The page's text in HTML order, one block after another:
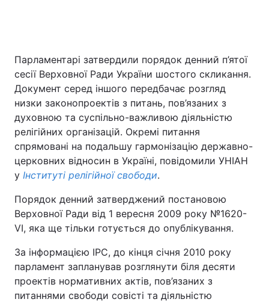
Парламентарі затвердили порядок денний п’ятої
сесії Верховної Ради України шостого скликання.
Документ серед іншого передбачає розгляд
низки законопроектів з питань, пов’язаних з
духовною та суспільно-важливою діяльністю
релігійних організацій. Окремі питання
спрямовані на подальшу гармонізацію державно-
церковних відносин в Україні, повідомили УНІАН
у Інституті релігійної свободи.
Порядок денний затверджений постановою
Верховної Ради від 1 вересня 2009 року №1620-
VI, яка ще тільки готується до опублікування.
За інформацією ІРС, до кінця січня 2010 року
парламент запланував розглянути біля десяти
проектів нормативних актів, пов’язаних з
питаннями свободи совісті та діяльністю